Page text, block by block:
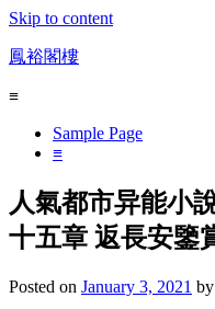
Skip to content
鳳裕閣樓
≡
Sample Page
≡
人氣都市异能小
十五章 返長安鑒
Posted on January 3, 2021 by